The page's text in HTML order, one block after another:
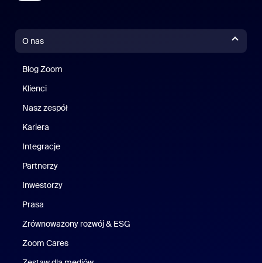
O nas
Blog Zoom
Klienci
Nasz zespół
Kariera
Integracje
Partnerzy
Inwestorzy
Prasa
Zrównoważony rozwój & ESG
Zoom Cares